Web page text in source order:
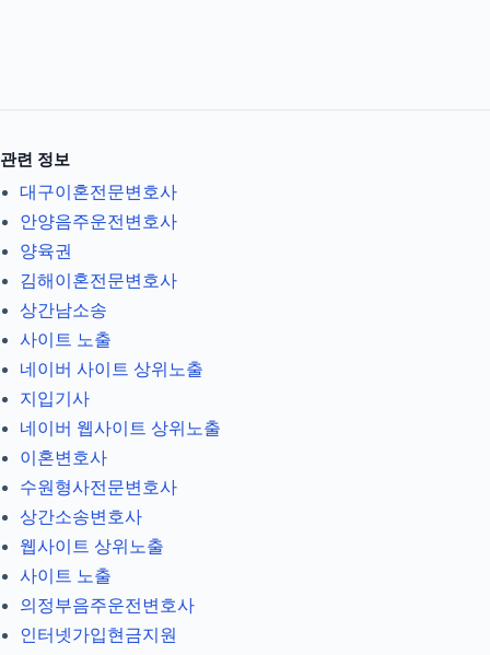
관련 정보
대구이혼전문변호사
안양음주운전변호사
양육권
김해이혼전문변호사
상간남소송
사이트 노출
네이버 사이트 상위노출
지입기사
네이버 웹사이트 상위노출
이혼변호사
수원형사전문변호사
상간소송변호사
웹사이트 상위노출
사이트 노출
의정부음주운전변호사
인터넷가입현금지원